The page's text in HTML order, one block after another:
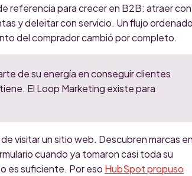
referencia para crecer en B2B: atraer con
y deleitar con servicio. Un flujo
del comprador cambió por completo.
de su energía en conseguir clientes
El Loop Marketing existe para
visitar un sitio web. Descubren marcas
cuando ya tomaron casi toda su
es suficiente. Por eso HubSpot propuso